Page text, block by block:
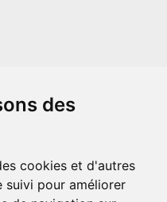
des
cookies et d'autres
suivi pour améliorer
n'est en aucun cas lié de